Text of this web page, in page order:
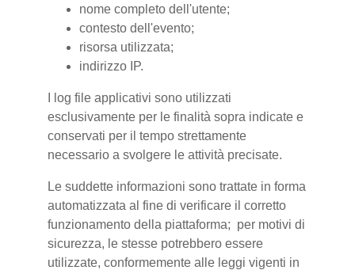
nome completo dell'utente;
contesto dell'evento;
risorsa utilizzata;
indirizzo IP.
I log file applicativi sono utilizzati
esclusivamente per le finalità sopra indicate e
conservati per il tempo strettamente
necessario a svolgere le attività precisate.
Le suddette informazioni sono trattate in forma
automatizzata al fine di verificare il corretto
funzionamento della piattaforma; per motivi di
sicurezza, le stesse potrebbero essere
utilizzate, conformemente alle leggi vigenti in